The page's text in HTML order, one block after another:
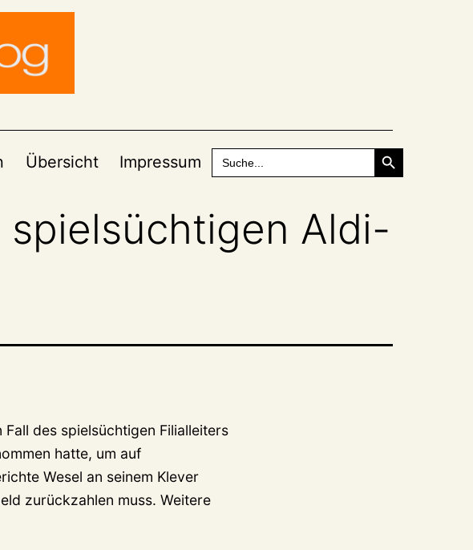
Übersicht Impressum
Search
for:
Search Button
Aldi-
des spielsüchtigen Filialleiters
hatte, um auf
Wesel an seinem Klever
zurückzahlen muss. Weitere